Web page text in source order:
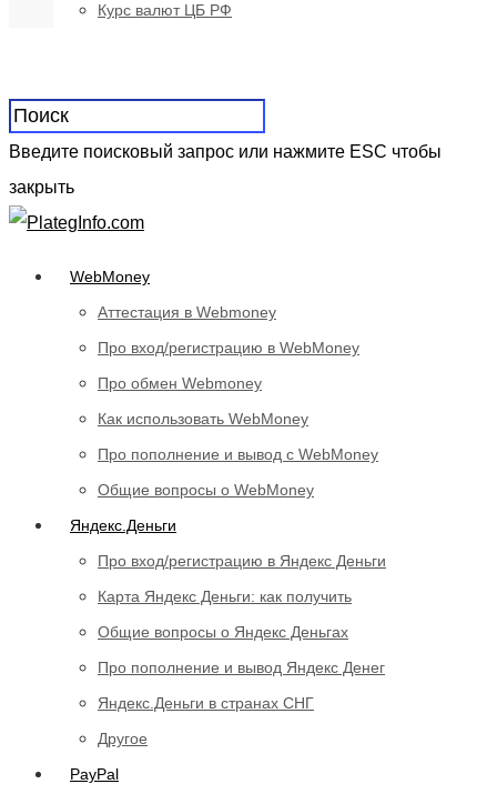
Курс валют ЦБ РФ
Введите поисковый запрос или нажмите ESC чтобы
закрыть
WebMoney
Аттестация в Webmoney
Про вход/регистрацию в WebMoney
Про обмен Webmoney
Как использовать WebMoney
Про пополнение и вывод с WebMoney
Общие вопросы о WebMoney
Яндекс.Деньги
Про вход/регистрацию в Яндекс Деньги
Карта Яндекс Деньги: как получить
Общие вопросы о Яндекс Деньгах
Про пополнение и вывод Яндекс Денег
Яндекс.Деньги в странах СНГ
Другое
PayPal